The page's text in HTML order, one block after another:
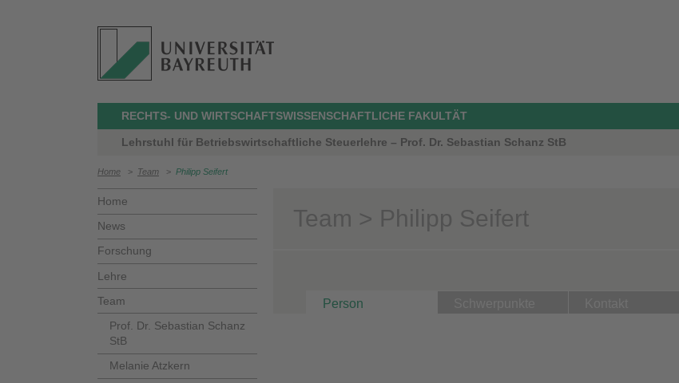
RECHTS- UND WIRTSCHAFTSWISSENSCHAFTLICHE FAKULTÄT
Lehrstuhl für Betriebswirtschaftliche Steuerlehre – Prof. Dr. Sebastian Schanz StB
Home > Team > Philipp Seifert
Home
News
Forschung
Lehre
Team
Prof. Dr. Sebastian Schanz
StB
Melanie Atzkern
Team > Philipp Seifert
Person